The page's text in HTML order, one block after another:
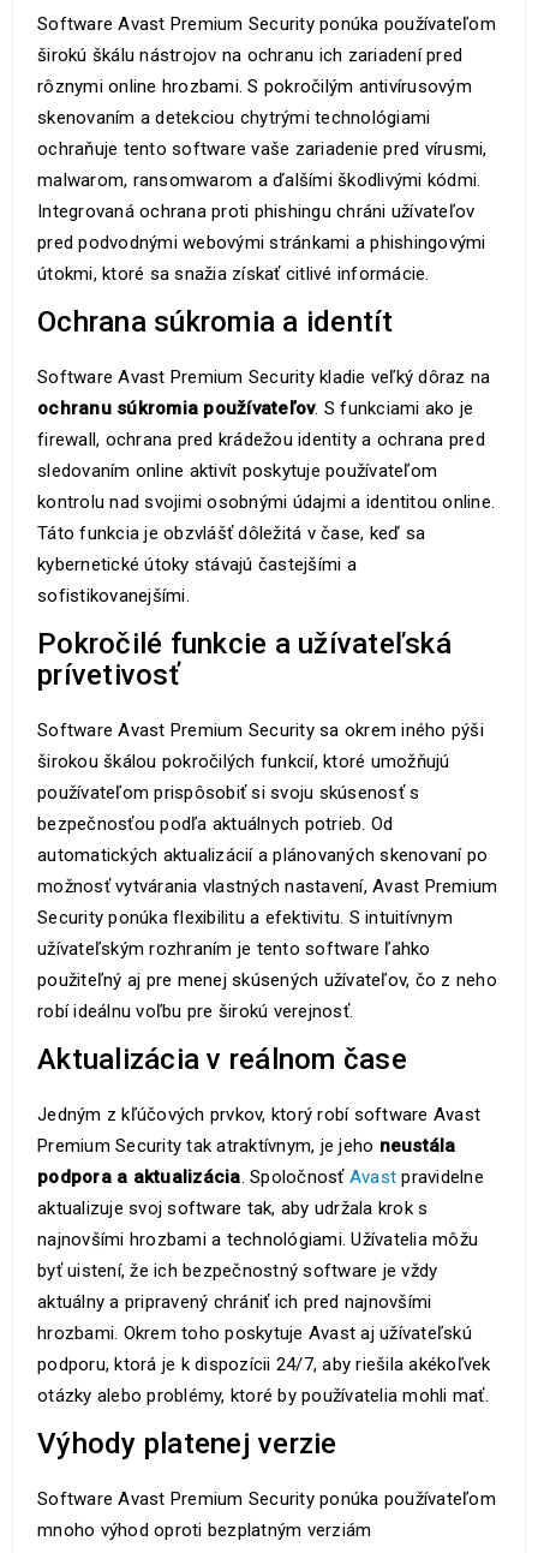
Software Avast Premium Security ponúka používateľom
širokú škálu nástrojov na ochranu ich zariadení pred
rôznymi online hrozbami. S pokročilým antivírusovým
skenovaním a detekciou chytrými technológiami
ochraňuje tento software vaše zariadenie pred vírusmi,
malwarom, ransomwarom a ďalšími škodlivými kódmi.
Integrovaná ochrana proti phishingu chráni užívateľov
pred podvodnými webovými stránkami a phishingovými
útokmi, ktoré sa snažia získať citlivé informácie.
Ochrana súkromia a identít
Software Avast Premium Security kladie veľký dôraz na
ochranu súkromia používateľov. S funkciami ako je
firewall, ochrana pred krádežou identity a ochrana pred
sledovaním online aktivít poskytuje používateľom
kontrolu nad svojimi osobnými údajmi a identitou online.
Táto funkcia je obzvlášť dôležitá v čase, keď sa
kybernetické útoky stávajú častejšími a
sofistikovanejšími.
Pokročilé funkcie a užívateľská
prívetivosť
Software Avast Premium Security sa okrem iného pýši
širokou škálou pokročilých funkcií, ktoré umožňujú
používateľom prispôsobiť si svoju skúsenosť s
bezpečnosťou podľa aktuálnych potrieb. Od
automatických aktualizácií a plánovaných skenovaní po
možnosť vytvárania vlastných nastavení, Avast Premium
Security ponúka flexibilitu a efektivitu. S intuitívnym
užívateľským rozhraním je tento software ľahko
použiteľný aj pre menej skúsených užívateľov, čo z neho
robí ideálnu voľbu pre širokú verejnosť.
Aktualizácia v reálnom čase
Jedným z kľúčových prvkov, ktorý robí software Avast
Premium Security tak atraktívnym, je jeho neustála
podpora a aktualizácia. Spoločnosť Avast pravidelne
aktualizuje svoj software tak, aby udržala krok s
najnovšími hrozbami a technológiami. Užívatelia môžu
byť uistení, že ich bezpečnostný software je vždy
aktuálny a pripravený chrániť ich pred najnovšími
hrozbami. Okrem toho poskytuje Avast aj užívateľskú
podporu, ktorá je k dispozícii 24/7, aby riešila akékoľvek
otázky alebo problémy, ktoré by používatelia mohli mať.
Výhody platenej verzie
Software Avast Premium Security ponúka používateľom
mnoho výhod oproti bezplatným verziám